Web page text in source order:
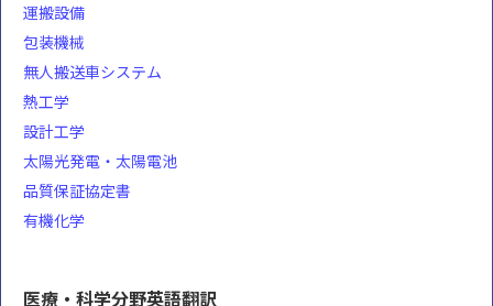
運搬設備
包装機械
無人搬送車システム
熱工学
設計工学
太陽光発電・太陽電池
品質保証協定書
有機化学
医療・科学分野英語翻訳